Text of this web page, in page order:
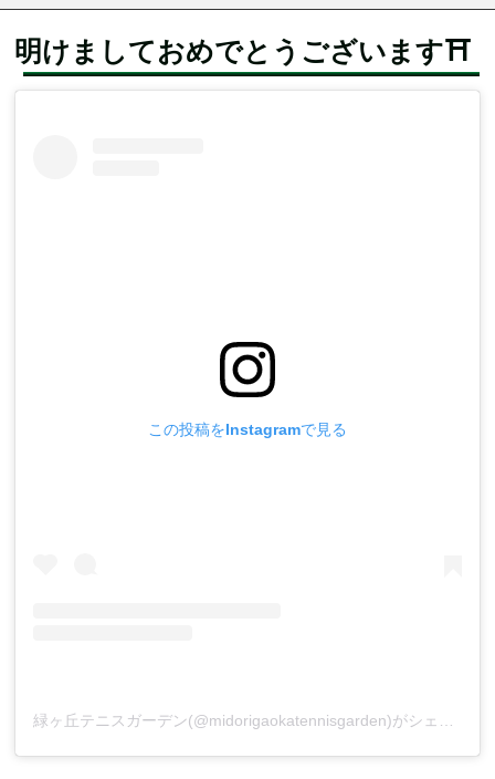
明けましておめでとうございます⛩
この投稿をInstagramで見る